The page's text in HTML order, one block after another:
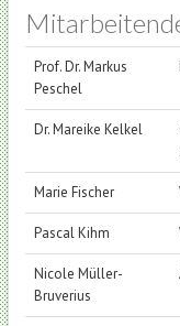
Prof. Dr. Markus
Peschel
Dr. Mareike Kelkel
Marie Fischer
Pascal Kihm
Nicole Müller-
Bruverius